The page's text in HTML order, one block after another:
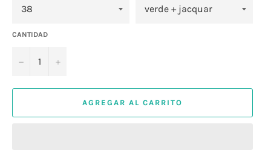
CANTIDAD
− +
AGREGAR AL CARRITO